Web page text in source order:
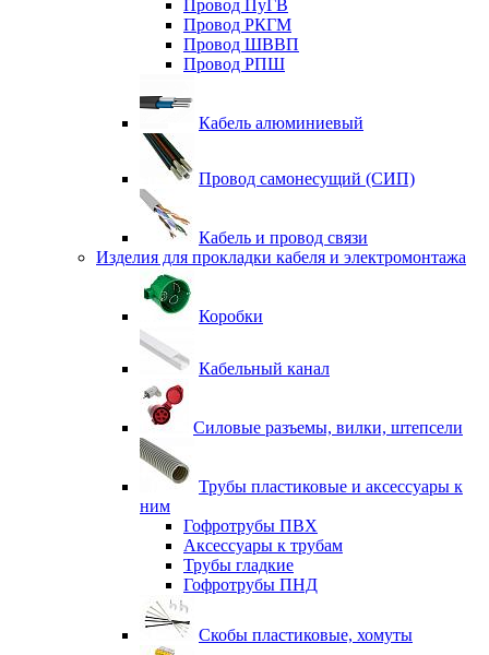
Провод ПуГВ
Провод РКГМ
Провод ШВВП
Провод РПШ
Кабель алюминиевый
Провод самонесущий (СИП)
Кабель и провод связи
Изделия для прокладки кабеля и электромонтажа
Коробки
Кабельный канал
Силовые разъемы, вилки, штепсели
Трубы пластиковые и аксессуары к
ним
Гофротрубы ПВХ
Аксессуары к трубам
Трубы гладкие
Гофротрубы ПНД
Скобы пластиковые, хомуты